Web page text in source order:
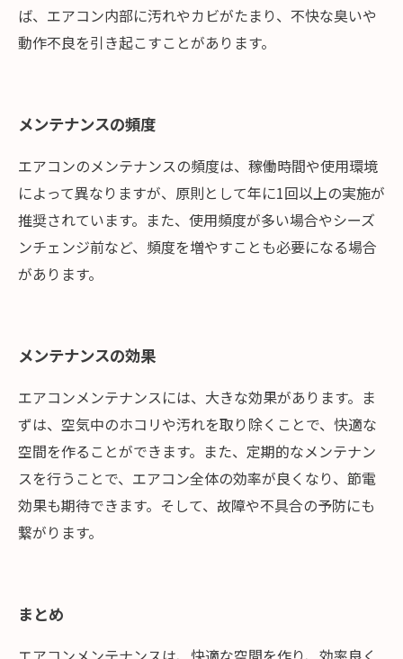
ば、エアコン内部に汚れやカビがたまり、不快な臭いや
動作不良を引き起こすことがあります。
メンテナンスの頻度
エアコンのメンテナンスの頻度は、稼働時間や使用環境
によって異なりますが、原則として年に1回以上の実施が
推奨されています。また、使用頻度が多い場合やシーズ
ンチェンジ前など、頻度を増やすことも必要になる場合
があります。
メンテナンスの効果
エアコンメンテナンスには、大きな効果があります。ま
ずは、空気中のホコリや汚れを取り除くことで、快適な
空間を作ることができます。また、定期的なメンテナン
スを行うことで、エアコン全体の効率が良くなり、節電
効果も期待できます。そして、故障や不具合の予防にも
繋がります。
まとめ